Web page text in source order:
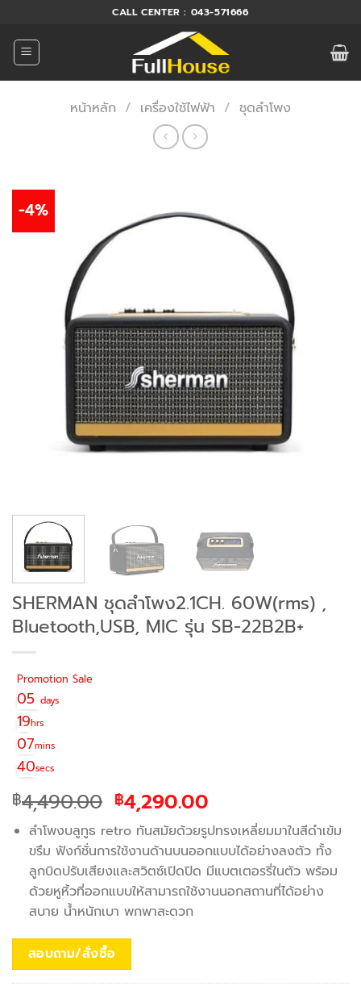
ยัง
เนื้อหา
CALL CENTER : 043-571666
หน้าหลัก / เครื่องใช้ไฟฟ้า / ชุดลำโพง
-4%
SHERMAN ชุดลำโพง2.1CH. 60W(rms) ,
Bluetooth,USB, MIC รุ่น SB-22B2B+
Promotion Sale
05 days
19hrs
07mins
40secs
฿4,490.00 Original
price
was:
฿4,490.00.
฿4,290.00
price
is:
฿4,290.00.
ลำโพงบลูทูธ retro ทันสมัยด้วยรูปทรงเหลี่ยมมาในสีดำเข้ม
ขรึม ฟังก์ชั่นการใช้งานด้านบนออกแบบได้อย่างลงตัว ทั้ง
ลูกบิดปรับเสียงและสวิตซ์เปิดปิด มีแบตเตอรรี่ในตัว พร้อม
ด้วยหูหิ้วที่ออกแบบให้สามารถใช้งานนอกสถานที่ได้อย่าง
สบาย น้ำหนักเบา พกพาสะดวก
สอบถาม/สั่งซื้อ